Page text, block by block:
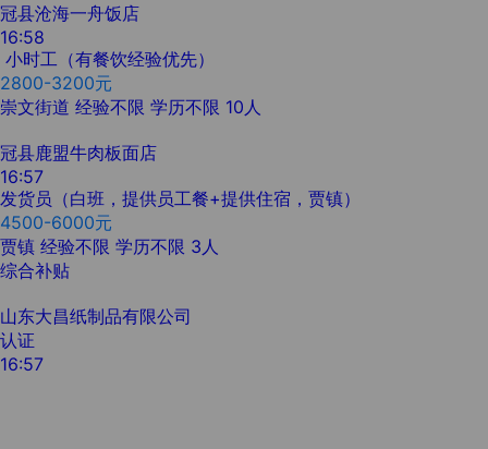
冠县沧海一舟饭店
16:58
小时工（有餐饮经验优先）
2800-3200元
崇文街道 经验不限 学历不限 10人
冠县鹿盟牛肉板面店
16:57
发货员（白班，提供员工餐+提供住宿，贾镇）
4500-6000元
贾镇 经验不限 学历不限 3人
综合补贴
山东大昌纸制品有限公司
认证
16:57